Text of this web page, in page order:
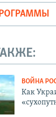
ВОЙНА
Как